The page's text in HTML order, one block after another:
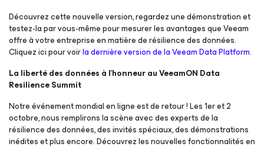
Découvrez cette nouvelle version, regardez une démonstration et
testez-la par vous-même pour mesurer les avantages que Veeam
offre à votre entreprise en matière de résilience des données.
Cliquez ici pour voirla dernière version de la Veeam Data Platform.
La liberté des données à l’honneur au VeeamON Data
Resilience Summit
Notre événement mondial en ligne est de retour ! Les 1er et 2
octobre, nous remplirons la scène avec des experts de la
résilience des données, des invités spéciaux, des démonstrations
inédites et plus encore. Découvrez les nouvelles fonctionnalités en